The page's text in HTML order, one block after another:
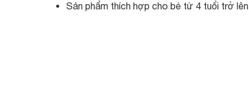
Sản phẩm thích hợp cho bé từ 4 tuổi trở